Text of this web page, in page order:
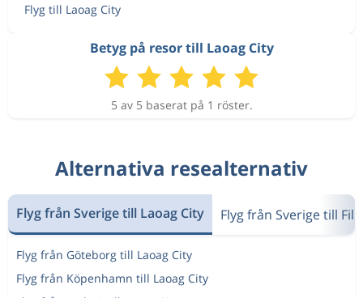
Flyg till Laoag City
Betyg på resor till Laoag City
5 av 5 baserat på 1 röster.
Alternativa resealternativ
Flyg från Sverige till Laoag City Flyg från Sverige till
Flyg från Göteborg till Laoag City
Flyg från Köpenhamn till Laoag City